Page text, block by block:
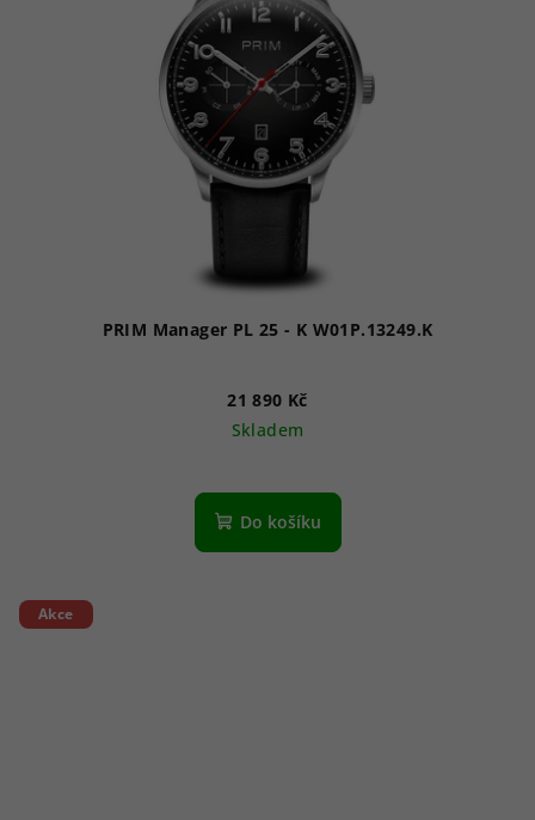
PRIM Manager PL 25 - K W01P.13249.K
21 890 Kč
Skladem
Do košíku
Akce